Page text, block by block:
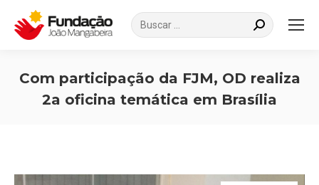
Search:
Com participação da FJM, OD realiza
2a oficina temática em Brasília